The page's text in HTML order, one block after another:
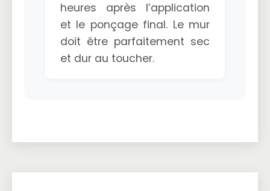
heures après l’application
et le ponçage final. Le mur
doit être parfaitement sec
et dur au toucher.